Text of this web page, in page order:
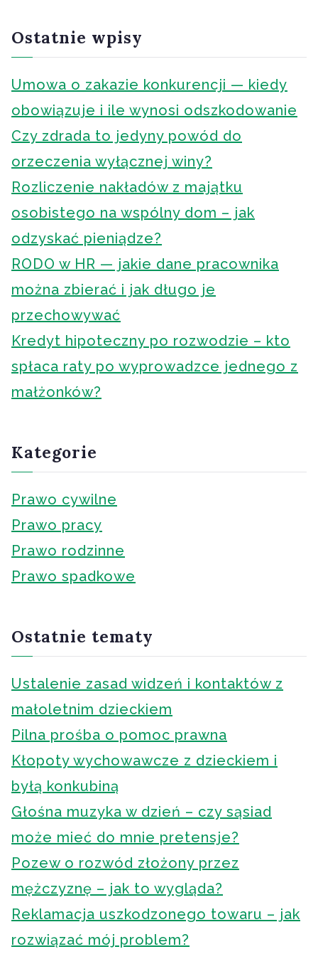
a
Ostatnie wpisy
Umowa o zakazie konkurencji — kiedy
obowiązuje i ile wynosi odszkodowanie
Czy zdrada to jedyny powód do
orzeczenia wyłącznej winy?
Rozliczenie nakładów z majątku
osobistego na wspólny dom – jak
odzyskać pieniądze?
RODO w HR — jakie dane pracownika
można zbierać i jak długo je
przechowywać
Kredyt hipoteczny po rozwodzie – kto
spłaca raty po wyprowadzce jednego z
małżonków?
Kategorie
Prawo cywilne
Prawo pracy
Prawo rodzinne
Prawo spadkowe
Ostatnie tematy
Ustalenie zasad widzeń i kontaktów z
małoletnim dzieckiem
Pilna prośba o pomoc prawna
Kłopoty wychowawcze z dzieckiem i
byłą konkubiną
Głośna muzyka w dzień – czy sąsiad
może mieć do mnie pretensje?
Pozew o rozwód złożony przez
mężczyznę – jak to wygląda?
Reklamacja uszkodzonego towaru – jak
rozwiązać mój problem?